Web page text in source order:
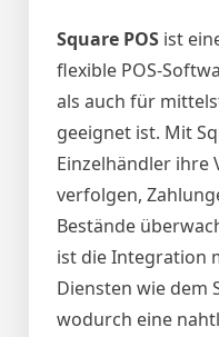
Square POS ist
flexible POS-
als auch für
geeignet ist. Mit
Einzelhändler ihre
verfolgen,
Bestände
ist die Integration
Diensten wie dem
wodurch eine